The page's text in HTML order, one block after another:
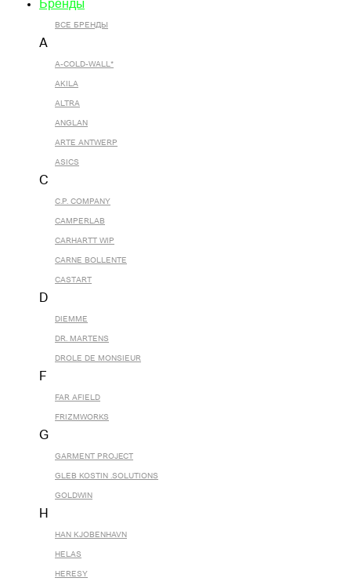
Бренды
ВСЕ БРЕНДЫ
A
A-COLD-WALL*
AKILA
ALTRA
ANGLAN
ARTE ANTWERP
ASICS
C
C.P. COMPANY
CAMPERLAB
CARHARTT WIP
CARNE BOLLENTE
CASTART
D
DIEMME
DR. MARTENS
DROLE DE MONSIEUR
F
FAR AFIELD
FRIZMWORKS
G
GARMENT PROJECT
GLEB KOSTIN .SOLUTIONS
GOLDWIN
H
HAN KJOBENHAVN
HELAS
HERESY